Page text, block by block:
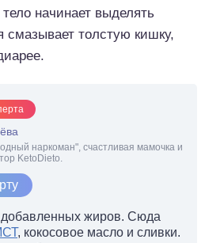
начинает выделять
смазывает толстую кишку,
наркоман", счастливая мамочка и
KetoDieto.
добавленных жиров. Сюда
, кокосовое масло и сливки.